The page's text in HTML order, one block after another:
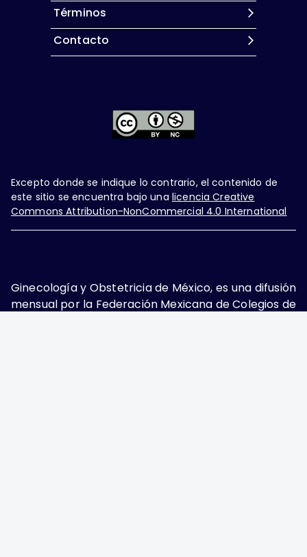
Términos
Contacto
Excepto donde se indique lo contrario, el contenido de
este sitio se encuentra bajo una licencia Creative
Commons Attribution-NonCommercial 4.0 International
Ginecología y Obstetricia de México, es una difusión
mensual por la Federación Mexicana de Colegios de